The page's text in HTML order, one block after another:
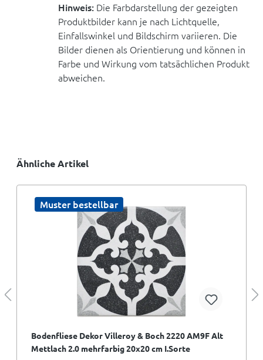
Hinweis: Die Farbdarstellung der gezeigten
Produktbilder kann je nach Lichtquelle,
Einfallswinkel und Bildschirm variieren. Die
Bilder dienen als Orientierung und können in
Farbe und Wirkung vom tatsächlichen Produkt
abweichen.
Ähnliche Artikel
Muster bestellbar
Bodenfliese Dekor Villeroy & Boch 2220 AM9F Alt
Mettlach 2.0 mehrfarbig 20x20 cm I.Sorte